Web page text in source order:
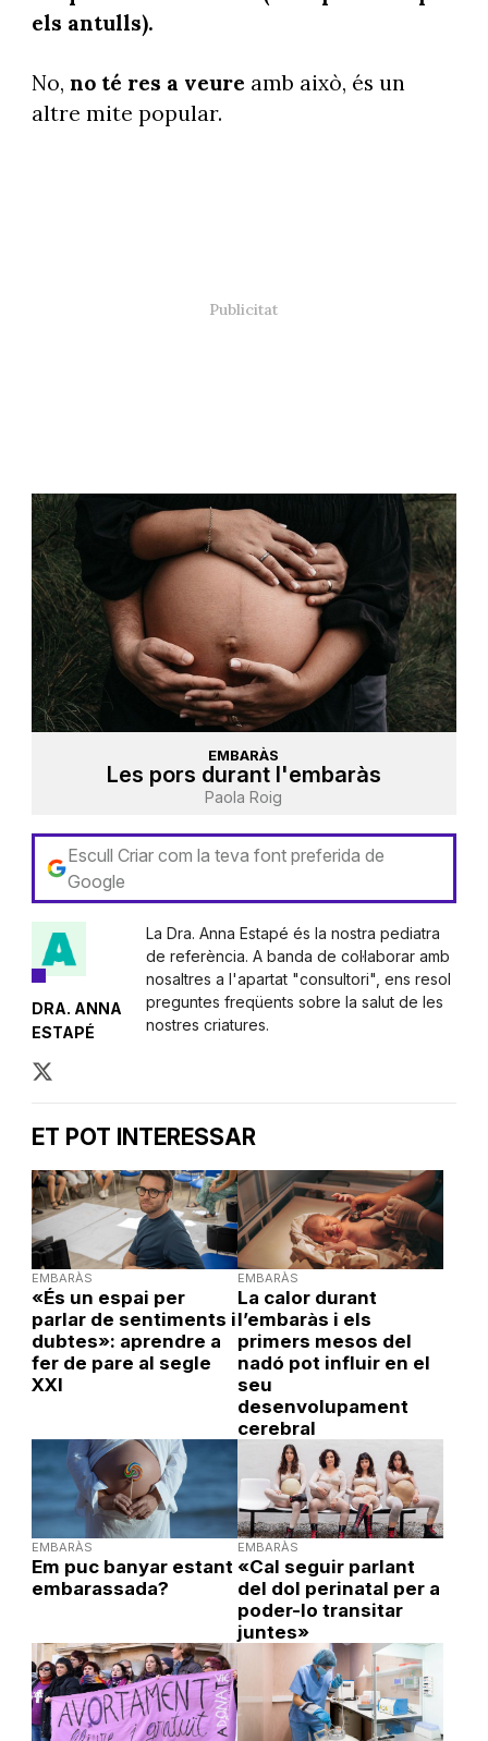
els antulls).
No, no té res a veure amb això, és un
altre mite popular.
EMBARÀS
Les pors durant l'embaràs
Paola Roig
Escull Criar com la teva font preferida de
Google
DRA. ANNA
ESTAPÉ
La Dra. Anna Estapé és la nostra pediatra
de referència. A banda de col·laborar amb
nosaltres a l'apartat "consultori", ens resol
preguntes freqüents sobre la salut de les
nostres criatures.
ET POT INTERESSAR
EMBARÀS
«És un espai per
parlar de sentiments i
dubtes»: aprendre a
fer de pare al segle
XXI
EMBARÀS
La calor durant
l’embaràs i els
primers mesos del
nadó pot influir en el
seu
desenvolupament
cerebral
EMBARÀS
Em puc banyar estant
embarassada?
EMBARÀS
«Cal seguir parlant
del dol perinatal per a
poder-lo transitar
juntes»